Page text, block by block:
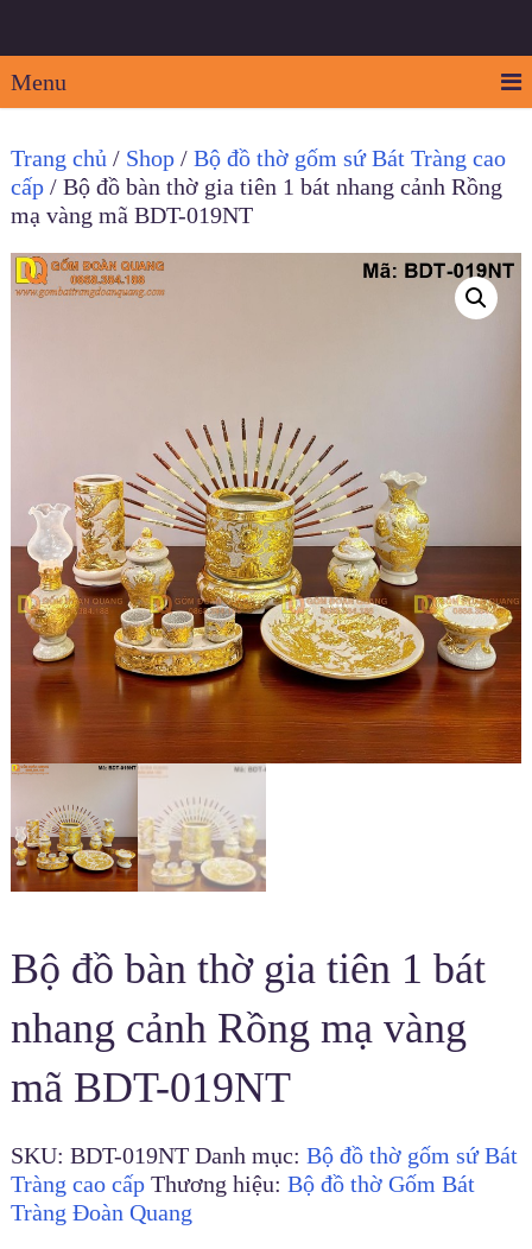
Menu
Trang chủ / Shop/ Bộ đồ thờ gốm sứ Bát Tràng cao
cấp/ Bộ đồ bàn thờ gia tiên 1 bát nhang cảnh Rồng
mạ vàng mã BDT-019NT
Bộ đồ bàn thờ gia tiên 1 bát
nhang cảnh Rồng mạ vàng
mã BDT-019NT
SKU: BDT-019NT Danh mục: Bộ đồ thờ gốm sứ Bát
Tràng cao cấp Thương hiệu: Bộ đồ thờ Gốm Bát
Tràng Đoàn Quang